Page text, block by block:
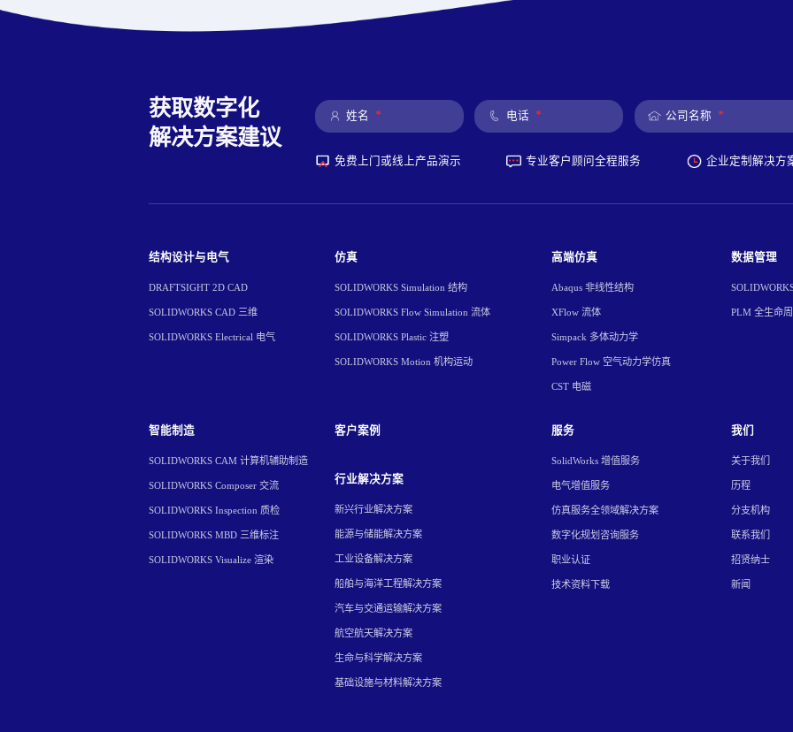
获取数字化
解决方案建议
姓名 * 电话 * 公司名称 *
免费上门或线上产品演示 专业客户顾问全程服务 企业定制解决方
结构设计与电气
DRAFTSIGHT 2D CAD
SOLIDWORKS CAD 三维
SOLIDWORKS Electrical 电气
仿真
SOLIDWORKS Simulation 结构
SOLIDWORKS Flow Simulation 流体
SOLIDWORKS Plastic 注塑
SOLIDWORKS Motion 机构运动
高端仿真
Abaqus 非线性结构
XFlow 流体
Simpack 多体动力学
Power Flow 空气动力学仿真
CST 电磁
数据管理
PLM 全生命
智能制造
SOLIDWORKS CAM 计算机辅助制造
SOLIDWORKS Composer 交流
SOLIDWORKS Inspection 质检
SOLIDWORKS MBD 三维标注
SOLIDWORKS Visualize 渲染
客户案例
行业解决方案
新兴行业解决方案
能源与储能解决方案
工业设备解决方案
船舶与海洋工程解决方案
汽车与交通运输解决方案
航空航天解决方案
生命与科学解决方案
基础设施与材料解决方案
服务
SolidWorks 增值服务
电气增值服务
仿真服务全领域解决方案
数字化规划咨询服务
职业认证
技术资料下载
我们
关于我们
历程
分支机构
联系我们
招贤纳士
新闻